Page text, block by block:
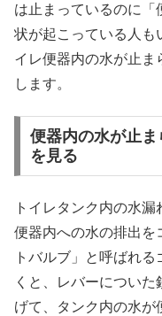
は止まっているのに「
状が起こっている人も
イレ便器内の水が止ま
します。
便器内の水が止
を見る
トイレタンク内の水
便器内への水の排出を
トバルブ」と呼ばれ
くと、レバーについ
げて、タンク内の水が